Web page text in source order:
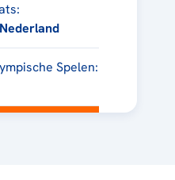
Spelen: